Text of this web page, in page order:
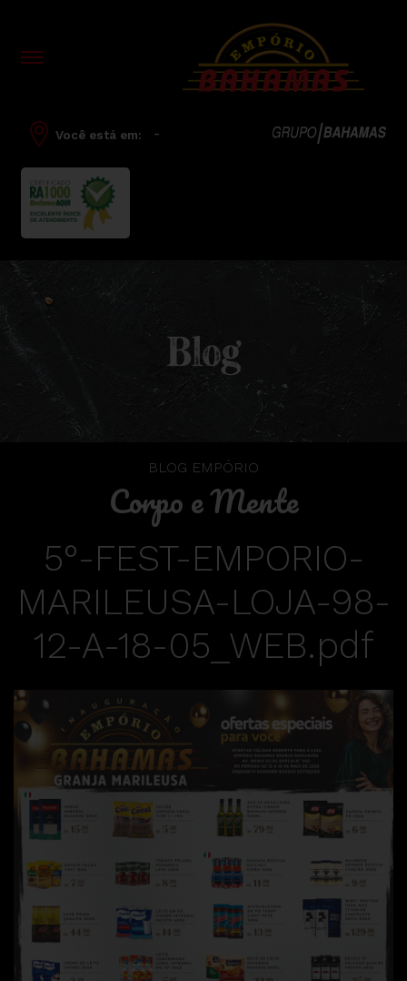
Você está em: -
Blog
BLOG EMPÓRIO
Corpo e Mente
5°-FEST-EMPORIO-
MARILEUSA-LOJA-98-
12-A-18-05_WEB.pdf